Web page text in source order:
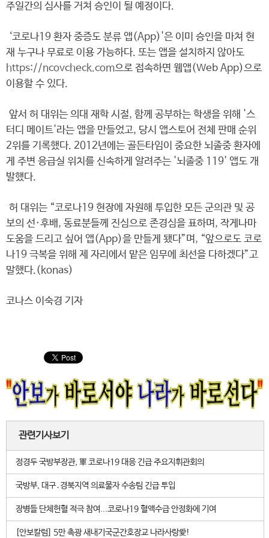
주일간의 심사를 거쳐 승인이 될 예정이다.
‘코로나19 환자 중증도 분류 앱(App)'은 이미 승인을 마쳐 현
재 누구나 무료로 이용 가능하다. 또는 앱을 설치하지 않아도
https://ncovcheck.com으로 접속하면 웹앱(Web App)으로
이용할 수 있다.
앞서 허 대위는 의대 재학 시절, 함께 공부하는 학생을 위해 '스
터디 메이트'라는 앱을 만들었고, 당시 앱스토어 전체 판매 순위
2위를 기록했다. 2012년에는 골든타임이 중요한 뇌졸중 환자에
게 주변 응급실 위치를 신속하게 알려주는 '뇌졸중 119' 앱도 개
발했다.
허 대위는 “코로나19 현장에 자원해 투입한 모든 군의관 및 공
보의 선·후배, 동료분들께 진심으로 존경심을 표하며, 작게나마
도움을 드리고 싶어 앱(App)을 만들게 됐다”며, “앞으로도 코로
나19 극복을 위해 제 자리에서 맡은 임무에 최선을 다하겠다”고
말했다.(konas)
코나스 이숙경 기자
관련기사보기
정경두 국방부장관, 軍 코로나19 대응 긴급 주요지휘관회의
국방부, 대구․경북지역 의료물자 수송팀 긴급 투입
장병들 단체헌혈 적극 참여...코로나19 혈액수급 안정화에 기여
[안보칼럼] 5만 촉광 새내기국군간호장교 나라사랑愛!